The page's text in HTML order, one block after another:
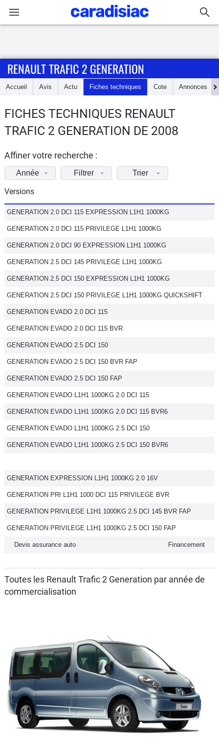
Accueil
Essais
d'achat
Electriques
Utilitaires
Flottes
Auto
Services
Forum
Marques
RENAULT TRAFIC 2 GENERATION
Accueil Avis Actu Fiches techniques Cote Annonces
FICHES TECHNIQUES RENAULT
TRAFIC 2 GENERATION DE 2008
Affiner votre recherche :
Année Filtrer Trier
Versions
GENERATION 2.0 DCI 115 EXPRESSION L1H1 1000KG
GENERATION 2.0 DCI 115 PRIVILEGE L1H1 1000KG
GENERATION 2.0 DCI 90 EXPRESSION L1H1 1000KG
GENERATION 2.5 DCI 145 PRIVILEGE L1H1 1000KG
GENERATION 2.5 DCI 150 EXPRESSION L1H1 1000KG
GENERATION 2.5 DCI 150 PRIVILEGE L1H1 1000KG QUICKSHIFT
GENERATION EVADO 2.0 DCI 115
GENERATION EVADO 2.0 DCI 115 BVR
GENERATION EVADO 2.5 DCI 150
GENERATION EVADO 2.5 DCI 150 BVR FAP
GENERATION EVADO 2.5 DCI 150 FAP
GENERATION EVADO L1H1 1000KG 2.0 DCI 115
GENERATION EVADO L1H1 1000KG 2.0 DCI 115 BVR6
GENERATION EVADO L1H1 1000KG 2.5 DCI 150
GENERATION EVADO L1H1 1000KG 2.5 DCI 150 BVR6
GENERATION EXPRESSION L1H1 1000KG 2.0 16V
GENERATION PRI L1H1 1000 DCI 115 PRIVILEGE BVR
GENERATION PRIVILEGE L1H1 1000KG 2.5 DCI 145 BVR FAP
GENERATION PRIVILEGE L1H1 1000KG 2.5 DCI 150 FAP
Devis assurance auto Financement
Toutes les Renault Trafic 2 Generation par année de
commercialisation